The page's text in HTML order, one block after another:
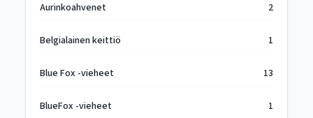
Aurinkoahvenet 2
Belgialainen keittiö 1
Blue Fox -vieheet 13
BlueFox -vieheet 1